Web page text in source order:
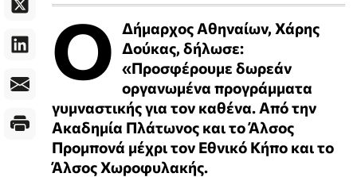
Ο Δήμαρχος Αθηναίων, Χάρης
Δούκας, δήλωσε:
«Προσφέρουμε δωρεάν
οργανωμένα προγράμματα
γυμναστικής για τον καθένα. Από την
Ακαδημία Πλάτωνος και το Άλσος
Προμπονά μέχρι τον Εθνικό Κήπο και το
Άλσος Χωροφυλακής.